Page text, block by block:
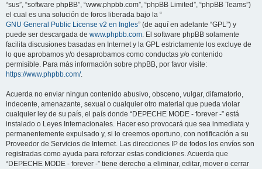
“sus”, “software phpBB”, “www.phpbb.com”, “phpBB Limited”, “phpBB Teams”)
el cual es una solución de foros liberada bajo la “
GNU General Public License v2 en Ingles” (de aquí en adelante “GPL”) y
puede ser descargada de www.phpbb.com. El software phpBB solamente
facilita discusiones basadas en Internet y la GPL estrictamente los excluye de
lo que aprobamos y/o desaprobamos como conductas y/o contenido
permisible. Para más información sobre phpBB, por favor visite:
https://www.phpbb.com/.
Acuerda no enviar ningun contenido abusivo, obsceno, vulgar, difamatorio,
indecente, amenazante, sexual o cualquier otro material que pueda violar
cualquier ley de su país, el país donde “DEPECHE MODE - forever -” está
instalado o Leyes Internacionales. Hacer eso provocará que sea inmediata y
permanentemente expulsado y, si lo creemos oportuno, con notificación a su
Proveedor de Servicios de Internet. Las direcciones IP de todos los envíos son
registradas como ayuda para reforzar estas condiciones. Acuerda que
“DEPECHE MODE - forever -” tiene derecho a eliminar, editar, mover o cerrar